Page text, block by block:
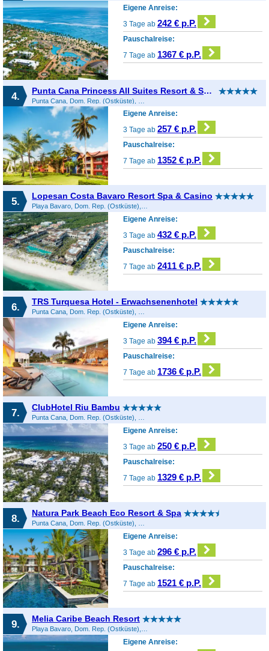
Eigene Anreise:
3 Tage ab242 € p.P.
Pauschalreise:
7 Tage ab 1367 € p.P.
4. Punta Cana Princess All Suites Resort & Spa Adults Only
Eigene Anreise:
3 Tage ab257 € p.P.
Pauschalreise:
7 Tage ab 1352 € p.P.
5. Lopesan Costa Bavaro Resort Spa & Casino
Playa Bavaro, Dom. Rep. (Ostküste), Dominikanische Republik
Eigene Anreise:
3 Tage ab432 € p.P.
Pauschalreise:
7 Tage ab2411 € p.P.
6. TRS Turquesa Hotel - Erwachsenenhotel
Eigene Anreise:
3 Tage ab394 € p.P.
Pauschalreise:
7 Tage ab 1736 € p.P.
7. ClubHotel Riu Bambu
Eigene Anreise:
3 Tage ab250 € p.P.
Pauschalreise:
7 Tage ab 1329 € p.P.
8. Natura Park Beach Eco Resort & Spa
Eigene Anreise:
3 Tage ab296 € p.P.
Pauschalreise:
7 Tage ab 1521 € p.P.
9. Melia Caribe Beach Resort
Eigene Anreise: